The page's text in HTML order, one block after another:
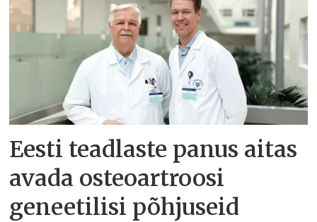
Eesti teadlaste panus aitas
avada osteoartroosi
geneetilisi põhjuseid